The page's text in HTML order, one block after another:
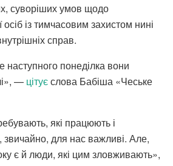
суворіших умов щодо
із тимчасовим захистом нині
справ.
понеділка вони
— цітуєслова Бабіша «Чеське
які працюють і
для нас важливі. Але,
є й люди, які цим зловживають»,